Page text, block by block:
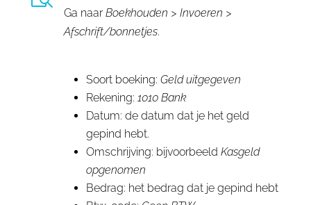
Ga naarBoekhouden > Invoeren >
Afschrift/bonnetjes.
Soort boeking: Geld uitgegeven
Rekening: 1010 Bank
Datum: de datum dat je het geld
gepind hebt.
Omschrijving: bijvoorbeeld Kasgeld
opgenomen
Bedrag: het bedrag dat je gepind hebt